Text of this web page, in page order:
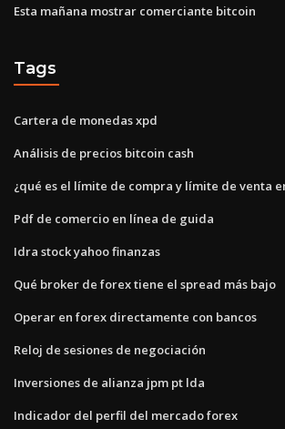
Esta mañana mostrar comerciante bitcoin
Tags
Cartera de monedas xpd
Análisis de precios bitcoin cash
¿qué es el límite de compra y límite de venta
Pdf de comercio en línea de guida
Idra stock yahoo finanzas
Qué broker de forex tiene el spread más bajo
Operar en forex directamente con bancos
Reloj de sesiones de negociación
Inversiones de alianza jpm pt lda
Indicador del perfil del mercado forex